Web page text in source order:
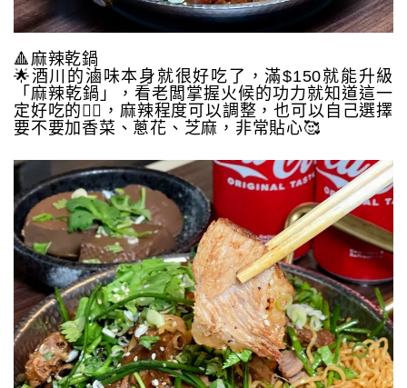
🔺麻辣乾鍋
🌟酒川的滷味本身就很好吃了，滿$150就能升級
「麻辣乾鍋」，看老闆掌握火候的功力就知道這一
定好吃的👍🏻，麻辣程度可以調整，也可以自己選擇
要不要加香菜、蔥花、芝麻，非常貼心🥰